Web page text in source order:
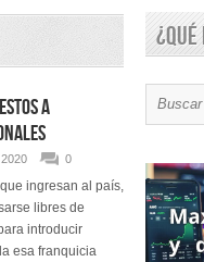
a
0
ingresan al país,
libres de
introducir
esa franquicia